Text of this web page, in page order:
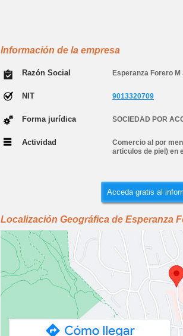
Información de la empresa
Razón Social Esperanza Forero M
NIT 9013320709
Forma jurídica SOCIEDAD POR
Actividad
Comercio al por
articulos de piel) en
Acceda gratis al
Localización Geográfica de Esperanza